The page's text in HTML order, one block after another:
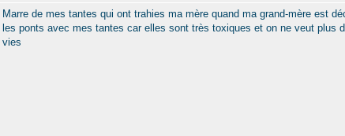
Marre de mes tantes qui ont trahies ma mère quand ma grand-mère est
les ponts avec mes tantes car elles sont très toxiques et on ne veut plus
vies